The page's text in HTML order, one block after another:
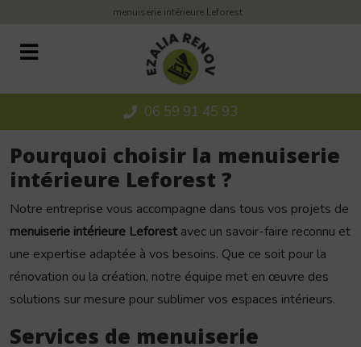
menuiserie intérieure Leforest
06 59 91 45 93
Pourquoi choisir la menuiserie
intérieure Leforest ?
Notre entreprise vous accompagne dans tous vos projets de
menuiserie intérieure Leforest avec un savoir-faire reconnu et
une expertise adaptée à vos besoins. Que ce soit pour la
rénovation ou la création, notre équipe met en œuvre des
solutions sur mesure pour sublimer vos espaces intérieurs.
Services de menuiserie
Panneau de gestion des cookies